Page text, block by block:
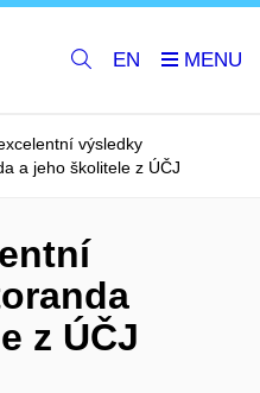
EN
výsledky
a jeho školitele z ÚČJ
z ÚČJ